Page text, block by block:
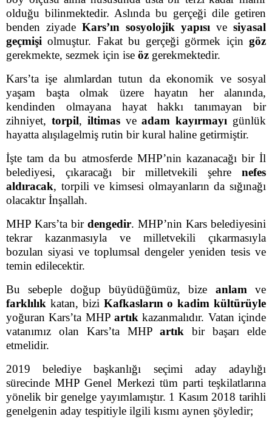
olduğu bilinmektedir. Aslında bu gerçeği dile getiren
benden ziyade Kars’ın sosyolojik yapısı ve siyasal
geçmişi olmuştur. Fakat bu gerçeği görmek için göz
gerekmekte, sezmek için ise öz gerekmektedir.
Kars’ta işe alımlardan tutun da ekonomik ve sosyal
yaşam başta olmak üzere hayatın her alanında,
kendinden olmayana hayat hakkı tanımayan bir
zihniyet, torpil, iltimasveadam kayırmayı günlük
hayatta alışılagelmiş rutin bir kural haline getirmiştir.
İşte tam da bu atmosferde MHP’nin kazanacağı bir İl
belediyesi, çıkaracağı bir milletvekili şehre nefes
aldıracak, torpili ve kimsesi olmayanların da sığınağı
olacaktır İnşallah.
MHP Kars’ta bir dengedir. MHP’nin Kars belediyesini
tekrar kazanmasıyla ve milletvekili çıkarmasıyla
bozulan siyasi ve toplumsal dengeler yeniden tesis ve
temin edilecektir.
Bu sebeple doğup büyüdüğümüz, bize anlamve
farklılık katan, bizi Kafkasların o kadim kültürüyle
yoğuran Kars’ta MHP artık kazanmalıdır. Vatan içinde
vatanımız olan Kars’ta MHPartık bir başarı elde
etmelidir.
2019 belediye başkanlığı seçimi aday adaylığı
sürecinde MHP Genel Merkezi tüm parti teşkilatlarına
yönelik bir genelge yayımlamıştır. 1 Kasım 2018 tarihli
genelgenin aday tespitiyle ilgili kısmı aynen şöyledir;